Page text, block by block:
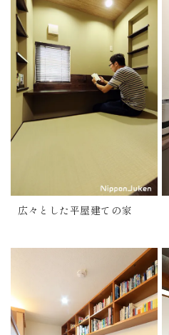
広々とした平屋建ての家